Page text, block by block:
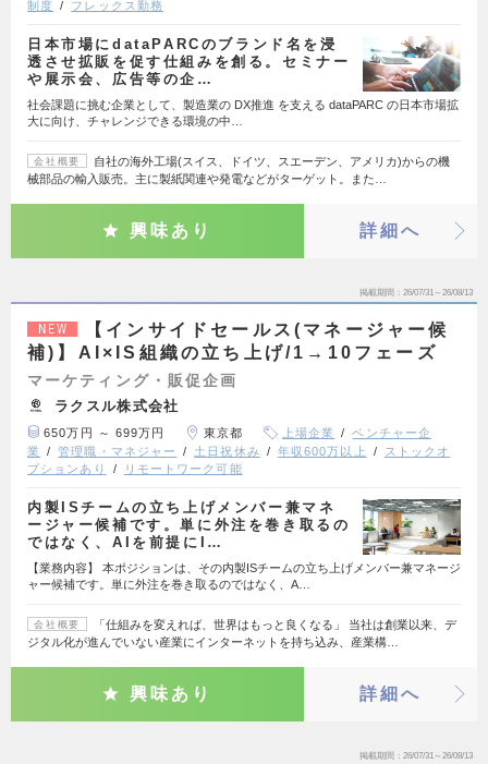
制度
フレックス勤務
日本市場にdataPARCのブランド名を浸
透させ拡販を促す仕組みを創る。セミナー
や展示会、広告等の企…
社会課題に挑む企業として、製造業の DX推進 を支える dataPARC の日本市場拡
大に向け、チャレンジできる環境の中…
会社概要
自社の海外工場(スイス、ドイツ、スエーデン、アメリカ)からの機
械部品の輸入販売。主に製紙関連や発電などがターゲット。また…
興味あり 詳細へ
掲載期間 26/07/31～26/08/13
NEW
【インサイドセールス(マネージャー候
補)】AI×IS組織の立ち上げ/1→10フェーズ
マーケティング・販促企画
ラクスル株式会社
650万円 ～ 699万円 東京都 上場企業
ベンチャー企
業
管理職・マネジャー 土日祝休み 年収600万以上
ストックオ
プションあり
リモートワーク可能
内製ISチームの立ち上げメンバー兼マネ
ージャー候補です。単に外注を巻き取るの
ではなく、AIを前提にI…
【業務内容】 本ポジションは、その内製ISチームの立ち上げメンバー兼マネージ
ャー候補です。単に外注を巻き取るのではなく、A…
会社概要
「仕組みを変えれば、世界はもっと良くなる」 当社は創業以来、デ
ジタル化が進んでいない産業にインターネットを持ち込み、産業構…
興味あり 詳細へ
掲載期間 26/07/31～26/08/13